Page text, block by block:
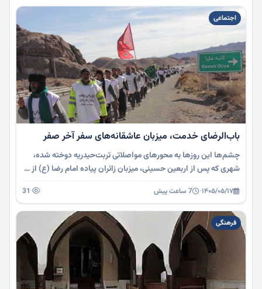
اجتماعی
باب‌الرضای خدمت، میزبان عاشقانه‌های سفر آخر صفر
چشم‌ها این روزها به محورهای مواصلاتی تربت‌حیدریه دوخته شده،
شهری که پس از اربعین حسینی، میزبان زائران پیاده امام رضا (ع) از …
۱۴۰۵/۰۵/۱۷· 7 ساعت پیش
فرهنگی